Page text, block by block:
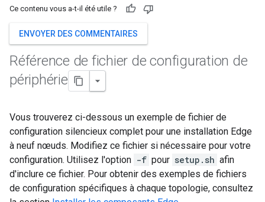
Ce contenu vous a-t-il été utile ?
ENVOYER DES COMMENTAIRES
Référence de fichier de configuration de
périphérie
Vous trouverez ci-dessous un exemple de fichier de
configuration silencieux complet pour une installation Edge
à neuf nœuds. Modifiez ce fichier si nécessaire pour votre
configuration. Utilisez l'option -f pour setup.sh afin
d'inclure ce fichier. Pour obtenir des exemples de fichiers
de configuration spécifiques à chaque topologie, consultez